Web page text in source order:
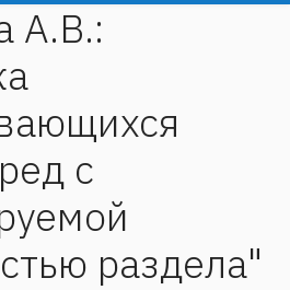
А.В.:
с
раздела"